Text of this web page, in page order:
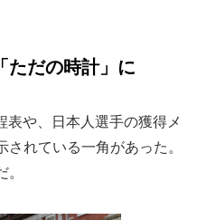
ただの時計」に
や、日本人選手の獲得メ
れている一角があった。